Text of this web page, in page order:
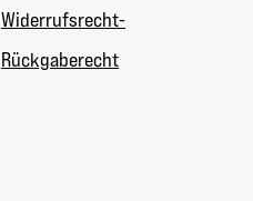
Widerrufsrecht-
Rückgaberecht